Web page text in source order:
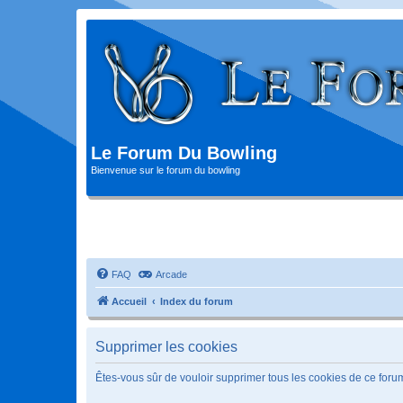
Le Forum Du Bowling
Bienvenue sur le forum du bowling
FAQ Arcade
Accueil Index du forum
Supprimer les cookies
Êtes-vous sûr de vouloir supprimer tous les cookies de ce